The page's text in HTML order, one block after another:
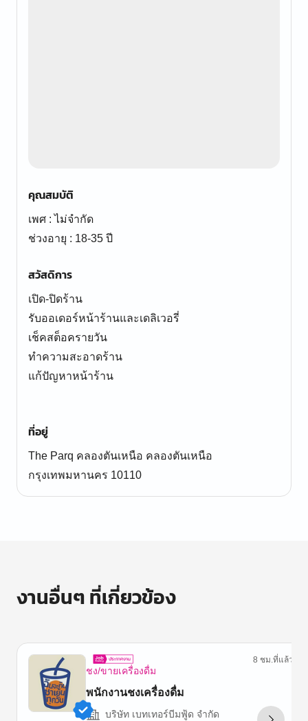
คุณสมบัติ
เพศ : ไม่จำกัด
ช่วงอายุ : 18-35 ปี
สวัสดิการ
เปิด-ปิดร้าน
รับออเดอร์หน้าร้านและเดลิเวอรี่
เช็คสต็อครายวัน
ทำความสะอาดร้าน
แก้ปัญหาหน้าร้าน
ที่อยู่
The Parq คลองตันเหนือ คลองตันเหนือ
กรุงเทพมหานคร 10110
งานอื่นๆ ที่เกี่ยวข้อง
ชง/ขายเครื่องดื่ม
8 ชม.ที่แล้ว
พนักงานชงเครื่องดื่ม
บริษัท เบทเทอร์บีมฟู้ด จำกัด